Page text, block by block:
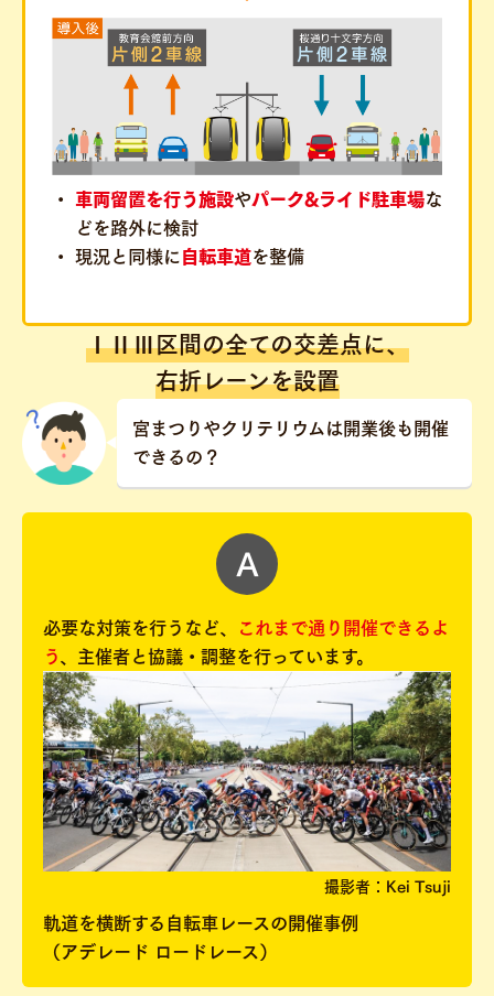
車両留置を行う施設やパーク&ライド駐車場な
どを路外に検討
現況と同様に 自転車道を整備
ⅠⅡⅢ区間の全ての交差点に、
右折レーンを設置
宮まつりやクリテリウムは開業後も開催
できるの？
必要な対策を行うなど、
これまで通り開催できるよ
う、主催者と協議・調整を行っています。
撮影者：Kei Tsuji
軌道を横断する自転車レースの開催事例
（アデレード ロードレース）